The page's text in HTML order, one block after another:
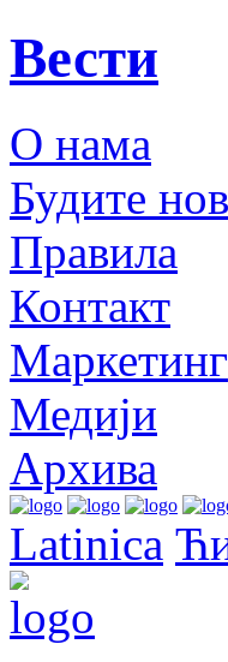
Вести
О нама
Будите
Правила
Контакт
Маркетинг
Медији
Архива
Latinica